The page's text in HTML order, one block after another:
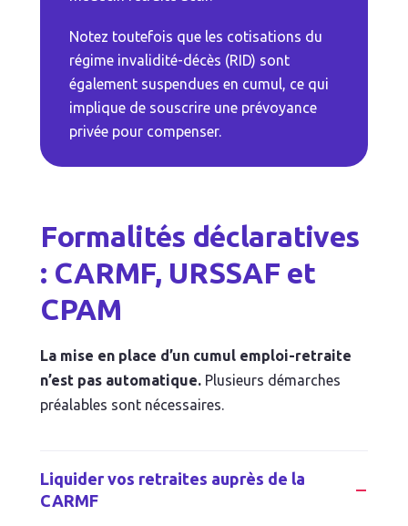
Notez toutefois que les cotisations du
régime invalidité-décès (RID) sont
également suspendues en cumul, ce qui
implique de souscrire une prévoyance
privée pour compenser.
Formalités déclaratives
: CARMF, URSSAF et
CPAM
La mise en place d’un cumul emploi-retraite
n’est pas automatique. Plusieurs démarches
préalables sont nécessaires.
Liquider vos retraites auprès de la
CARMF